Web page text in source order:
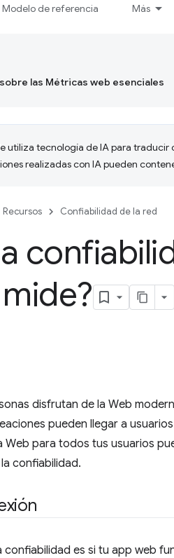
Modelo de referencia Más
las Métricas web esenciales
utiliza tecnología de IA para traducir
realizadas con IA pueden
Recursos Confiabilidad de la red
disfrutan de la Web
pueden llegar a
Web para todos tus usuarios
confiabilidad.
confiabilidad es si tu app web